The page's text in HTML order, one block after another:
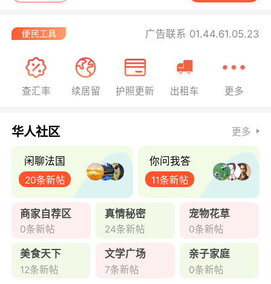
广告联系 01.44.61.05.23
查汇率 续居留 护照更新 出租车 更多
华人社区 更多
闲聊法国
20条新帖
你问我答
11条新帖
商家自荐区
0条新帖
真情秘密
24条新帖
宠物花草
0条新帖
美食天下
12条新帖
文学广场
7条新帖
亲子家庭
0条新帖